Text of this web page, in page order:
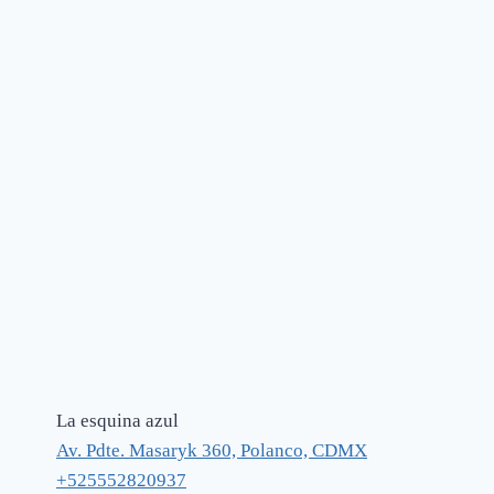
La esquina azul
Av. Pdte. Masaryk 360, Polanco, CDMX
+525552820937